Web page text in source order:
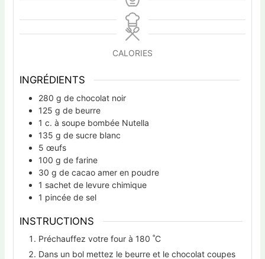
CALORIES
INGRÉDIENTS
280 g de chocolat noir
125 g de beurre
1 c. à soupe bombée Nutella
135 g de sucre blanc
5 œufs
100 g de farine
30 g de cacao amer en poudre
1 sachet de levure chimique
1 pincée de sel
INSTRUCTIONS
Préchauffez votre four à 180 ˚C
Dans un bol mettez le beurre et le chocolat coupes